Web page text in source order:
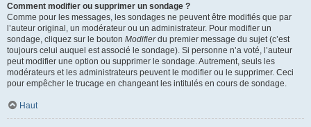
Comment modifier ou supprimer un sondage ?
Comme pour les messages, les sondages ne peuvent être modifiés que par
l’auteur original, un modérateur ou un administrateur. Pour modifier un
sondage, cliquez sur le bouton Modifierdu premier message du sujet (c’est
toujours celui auquel est associé le sondage). Si personne n’a voté, l’auteur
peut modifier une option ou supprimer le sondage. Autrement, seuls les
modérateurs et les administrateurs peuvent le modifier ou le supprimer. Ceci
pour empêcher le trucage en changeant les intitulés en cours de sondage.
Haut